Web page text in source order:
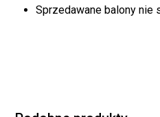
Sprzedawane balony nie